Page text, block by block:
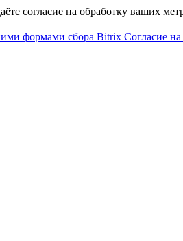
согласие на обработку ваших
формами сбора Bitrix Согласие